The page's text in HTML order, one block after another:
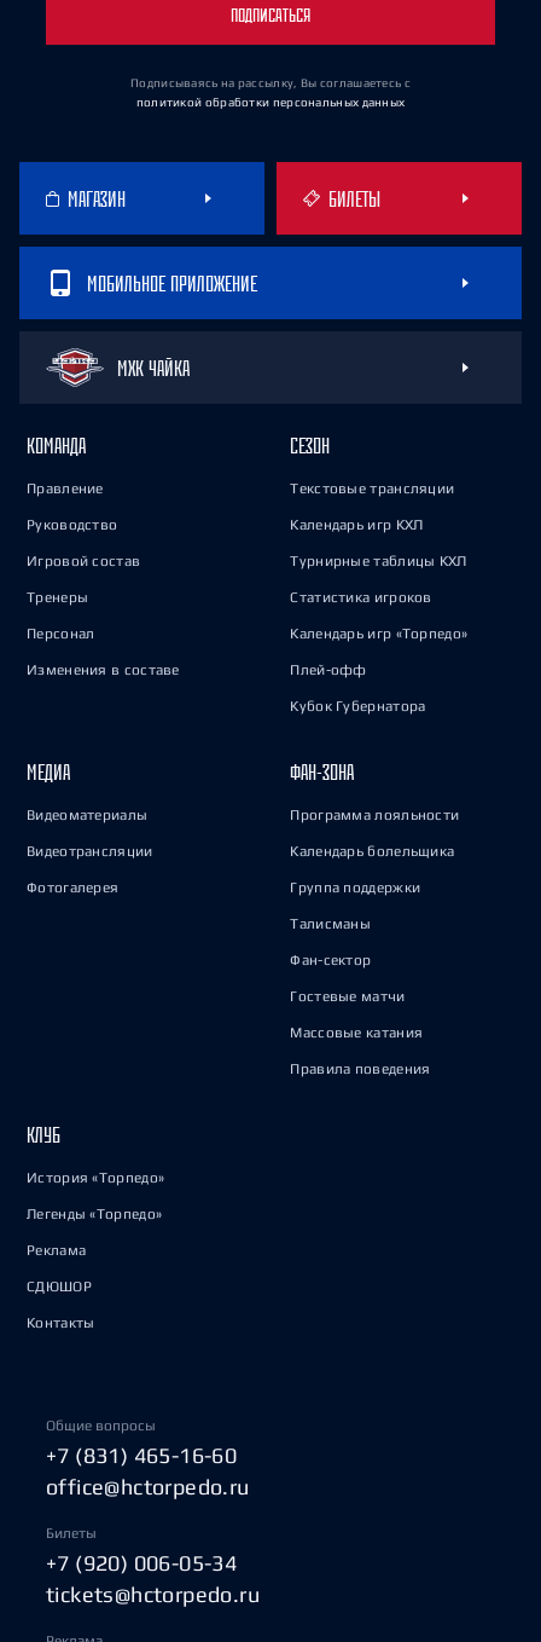
ПОДПИСАТЬСЯ
Подписываясь на рассылку, Вы соглашаетесь с
политикой обработки персональных данных
МАГАЗИН БИЛЕТЫ
МОБИЛЬНОЕ ПРИЛОЖЕНИЕ
МХК ЧАЙКА
КОМАНДА
Правление
Руководство
Игровой состав
Тренеры
Персонал
Изменения в составе
СЕЗОН
Текстовые трансляции
Календарь игр КХЛ
Турнирные таблицы КХЛ
Статистика игроков
Календарь игр «Торпедо»
Плей-офф
Кубок Губернатора
МЕДИА
Видеоматериалы
Видеотрансляции
Фотогалерея
ФАН-ЗОНА
Программа лояльности
Календарь болельщика
Группа поддержки
Талисманы
Фан-сектор
Гостевые матчи
Массовые катания
Правила поведения
КЛУБ
История «Торпедо»
Легенды «Торпедо»
Реклама
СДЮШОР
Контакты
Общие вопросы
+7 (831) 465-16-60
office@hctorpedo.ru
Билеты
+7 (920) 006-05-34
tickets@hctorpedo.ru